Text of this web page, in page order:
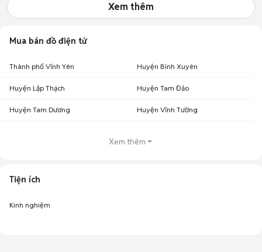
Xem thêm
Mua bán đồ điện tử
Thành phố Vĩnh Yên Huyện Bình Xuyên
Huyện Lập Thạch Huyện Tam Đảo
Huyện Tam Dương Huyện Vĩnh Tường
Xem thêm
Tiện ích
Kinh nghiệm